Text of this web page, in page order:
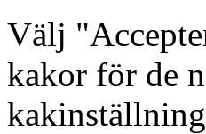
Välj
kakor för de